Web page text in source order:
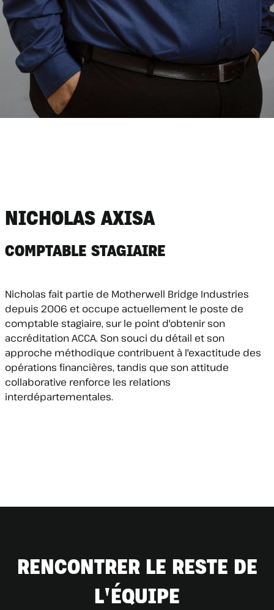
NICHOLAS AXISA
COMPTABLE STAGIAIRE
Nicholas fait partie de Motherwell Bridge Industries
depuis 2006 et occupe actuellement le poste de
comptable stagiaire, sur le point d'obtenir son
accréditation ACCA. Son souci du détail et son
approche méthodique contribuent à l'exactitude des
opérations financières, tandis que son attitude
collaborative renforce les relations
interdépartementales.
RENCONTRER LE RESTE DE
L'ÉQUIPE